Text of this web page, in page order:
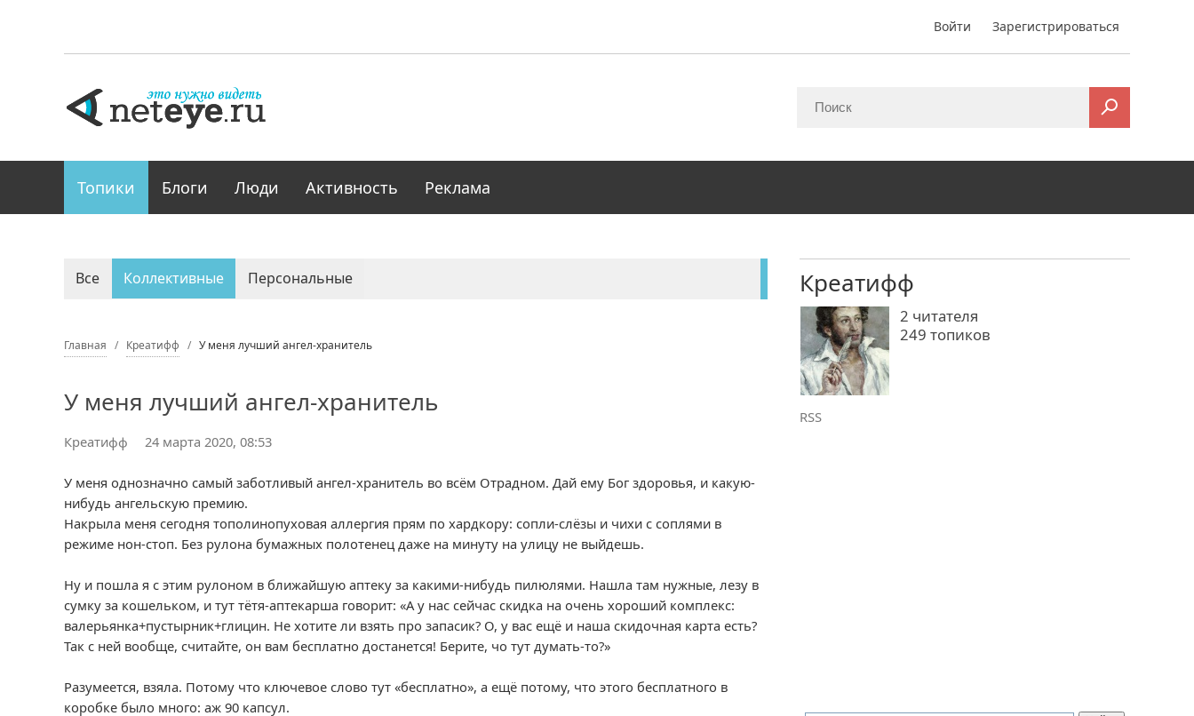
Войти Зарегистрироваться
Топики Блоги Люди Активность Реклама
Все Коллективные Персональные
Главная Креатифф У меня лучший ангел-хранитель
У меня лучший ангел-хранитель
Креатифф 24 марта 2020, 08:53
У меня однозначно самый заботливый ангел-хранитель во всём Отрадном. Дай ему Бог здоровья, и какую-
нибудь ангельскую премию.
Накрыла меня сегодня тополинопуховая аллергия прям по хардкору: сопли-слёзы и чихи с соплями в
режиме нон-стоп. Без рулона бумажных полотенец даже на минуту на улицу не выйдешь.
Ну и пошла я с этим рулоном в ближайшую аптеку за какими-нибудь пилюлями. Нашла там нужные, лезу в
сумку за кошельком, и тут тётя-аптекарша говорит: «А у нас сейчас скидка на очень хороший комплекс:
валерьянка+пустырник+глицин. Не хотите ли взять про запасик? О, у вас ещё и наша скидочная карта есть?
Так с ней вообще, считайте, он вам бесплатно достанется! Берите, чо тут думать-то?»
Разумеется, взяла. Потому что ключевое слово тут «бесплатно», а ещё потому, что этого бесплатного в
коробке было много: аж 90 капсул.
Креатифф
2 читателя
249 топиков
RSS